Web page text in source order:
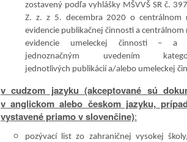
zostavený podľa vyhlášky MŠVVŠ SR č.
Z. z. z 5. decembra 2020 o centrálnom
evidencie publikačnej činnosti a centrálnom
evidencie umeleckej činnosti –
jednoznačným uvedením
jednotlivých publikácií a/alebo umeleckej
v cudzom jazyku (akceptované sú
v anglickom alebo českom jazyku,
vystavené priamo v slovenčine):
pozývací list zo zahraničnej vysokej